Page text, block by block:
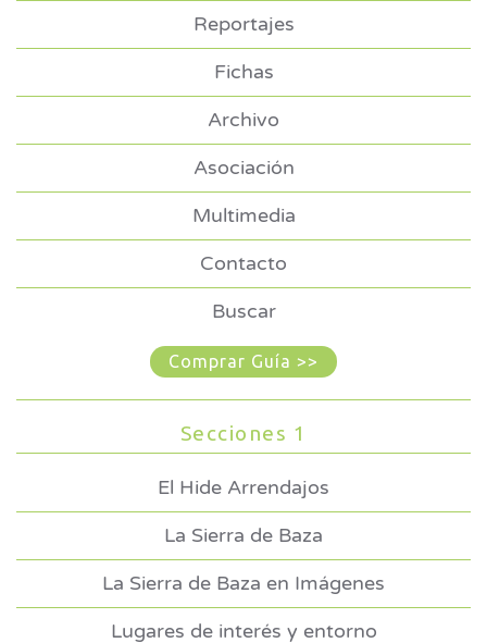
Reportajes
Fichas
Archivo
Asociación
Multimedia
Contacto
Buscar
Comprar Guía >>
Secciones 1
El Hide Arrendajos
La Sierra de Baza
La Sierra de Baza en Imágenes
Lugares de interés y entorno